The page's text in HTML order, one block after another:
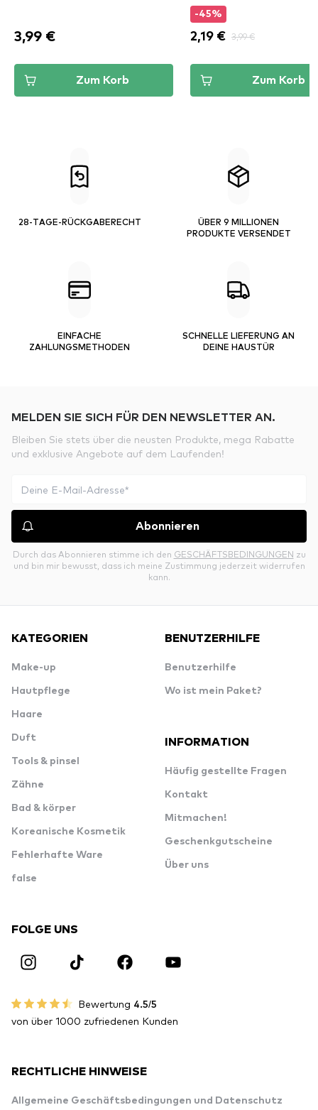
3,99 €
Zum Korb
-45%
2,19 € 3,99 €
Zum Korb
28-TAGE-RÜCKGABERECHT
ÜBER 9 MILLIONEN
PRODUKTE VERSENDET
EINFACHE
ZAHLUNGSMETHODEN
SCHNELLE LIEFERUNG AN
DEINE HAUSTÜR
MELDEN SIE SICH FÜR DEN NEWSLETTER AN.
Bleiben Sie stets über die neusten Produkte, mega Rabatte
und exklusive Angebote auf dem Laufenden!
Abonnieren
Durch das Abonnieren stimme ich den GESCHÄFTSBEDINGUNGEN zu
und bin mir bewusst, dass ich meine Zustimmung jederzeit widerrufen
kann.
KATEGORIEN
Make-up
Hautpflege
Haare
Duft
Tools & pinsel
Zähne
Bad & körper
Koreanische Kosmetik
Fehlerhafte Ware
false
BENUTZERHILFE
Benutzerhilfe
Wo ist mein Paket?
INFORMATION
Häufig gestellte Fragen
Kontakt
Mitmachen!
Geschenkgutscheine
Über uns
FOLGE UNS
Bewertung 4.5/5
von über 1000 zufriedenen Kunden
RECHTLICHE HINWEISE
Allgemeine Geschäftsbedingungen und Datenschutz